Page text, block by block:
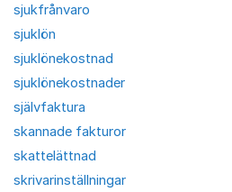
sjukfrånvaro
sjuklön
sjuklönekostnad
sjuklönekostnader
självfaktura
skannade fakturor
skattelättnad
skrivarinställningar